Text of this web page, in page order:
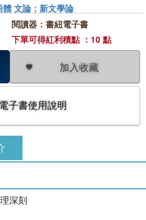
加入收藏
閱讀器：書紐電子書
下單可得紅利積點 ：10 點
子書使用說明
文論；新文學論
深刻